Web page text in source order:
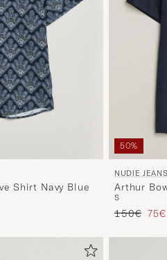
Shirt Navy Blue
50%
NUDIE JEANS
Arthur
S
Regulärer
150€ 75€